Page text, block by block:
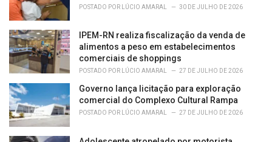
POSTADO POR LÚCIO AMARAL 30 DE JULHO DE 2026
IPEM-RN realiza fiscalização da venda de
alimentos a peso em estabelecimentos
comerciais de shoppings
POSTADO POR LÚCIO AMARAL 27 DE JULHO DE 2026
Governo lança licitação para exploração
comercial do Complexo Cultural Rampa
POSTADO POR LÚCIO AMARAL 27 DE JULHO DE 2026